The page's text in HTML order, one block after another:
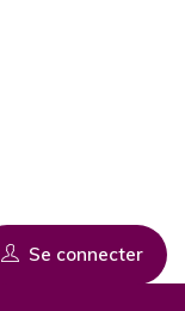
Se connecter